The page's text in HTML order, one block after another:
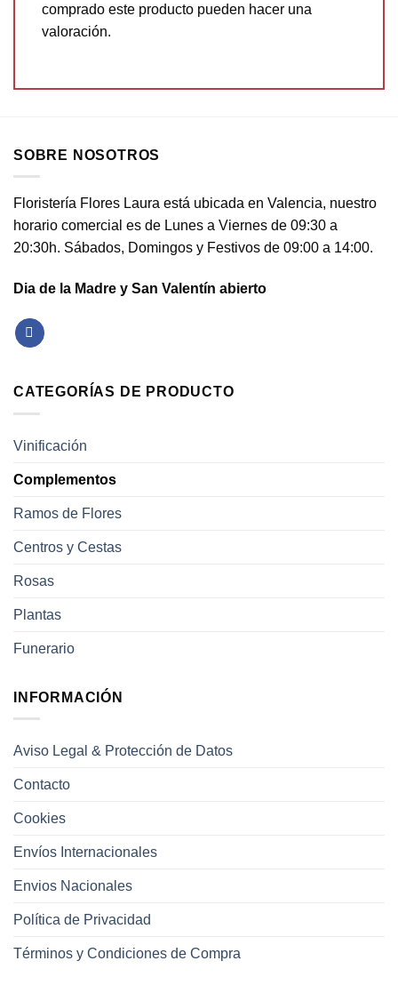
comprado este producto pueden hacer una
valoración.
SOBRE NOSOTROS
Floristería Flores Laura está ubicada en Valencia, nuestro
horario comercial es de Lunes a Viernes de 09:30 a
20:30h. Sábados, Domingos y Festivos de 09:00 a 14:00.
Dia de la Madre y San Valentín abierto
CATEGORÍAS DE PRODUCTO
Vinificación
Complementos
Ramos de Flores
Centros y Cestas
Rosas
Plantas
Funerario
INFORMACIÓN
Aviso Legal & Protección de Datos
Contacto
Cookies
Envíos Internacionales
Envios Nacionales
Política de Privacidad
Términos y Condiciones de Compra